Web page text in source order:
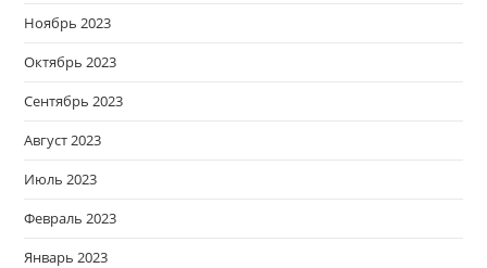
Ноябрь 2023
Октябрь 2023
Сентябрь 2023
Август 2023
Июль 2023
Февраль 2023
Январь 2023